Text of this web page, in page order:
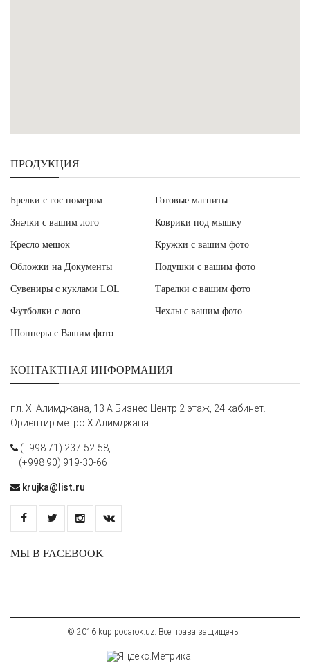
ПРОДУКЦИЯ
Брелки с гос номером Готовые магниты
Значки с вашим лого Коврики под мышку
Кресло мешок Кружки с вашим фото
Обложки на Документы Подушки с вашим фото
Сувениры с куклами LOL Тарелки с вашим фото
Футболки с лого Чехлы с вашим фото
Шопперы с Вашим фото
КОНТАКТНАЯ ИНФОРМАЦИЯ
пл. Х. Алимджана, 13 А Бизнес Центр 2 этаж, 24 кабинет.
Ориентир метро Х.Алимджана.
(+998 71) 237-52-58,
(+998 90) 919-30-66
krujka@list.ru
МЫ В FACEBOOK
© 2016 kupipodarok.uz. Все права защищены.